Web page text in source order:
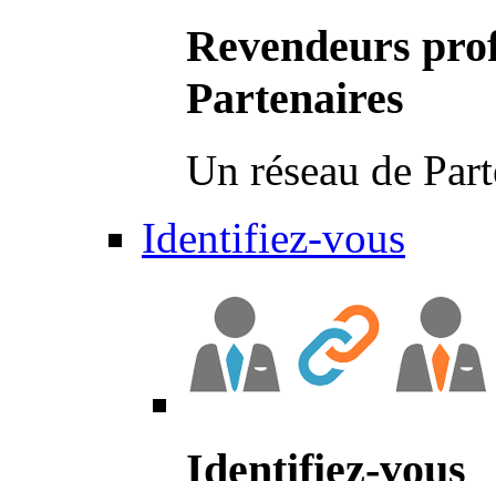
Revendeurs
Partenaires
Un réseau de
Identifiez-vous
Identifiez-vous